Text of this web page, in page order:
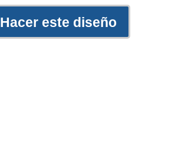
Hacer este diseño